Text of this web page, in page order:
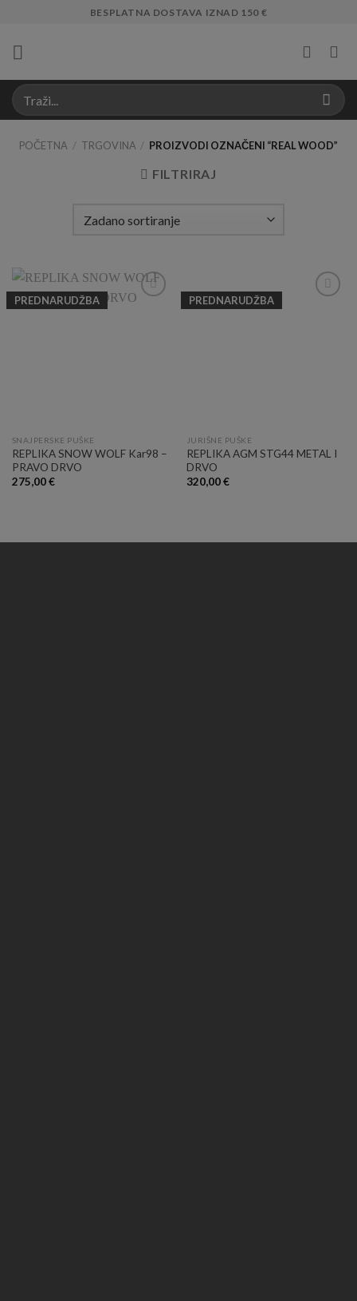
content
BESPLATNA DOSTAVA IZNAD 150 €
POČETNA / TRGOVINA / PROIZVODI OZNAČENI “REAL WOOD”
FILTRIRAJ
PREDNARUDŽBA
SNAJPERSKE PUŠKE
REPLIKA SNOW WOLF Kar98 –
PRAVO DRVO
275,00€
PREDNARUDŽBA
JURIŠNE PUŠKE
REPLIKA AGM STG44 METAL I
DRVO
320,00€